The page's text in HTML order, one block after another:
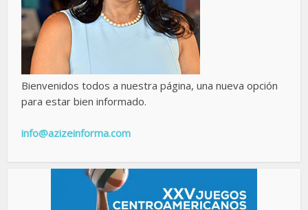
Bienvenidos todos a nuestra página, una nueva opción
para estar bien informado.
info@azizeinforma.com